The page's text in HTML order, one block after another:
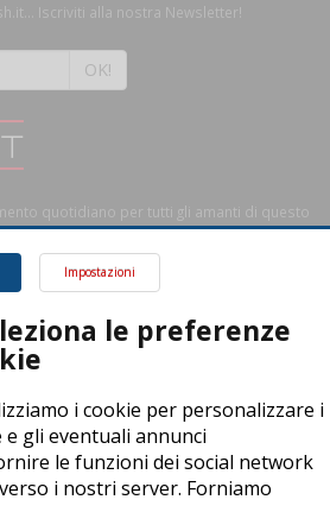
Iscriviti alla nostra Newsletter!
OK!
quotidiano per tutti gli amanti di questo
Impostazioni
le preferenze
i cookie per personalizzare i
gli eventuali annunci
le funzioni dei social network
i nostri server. Forniamo
Reserved - Powered byDynDevice
Cookie Policy Accessibilità Sitemap